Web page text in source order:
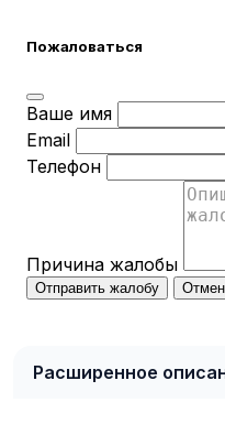
Пожаловаться
Ваше имя
Email
Телефон
Причина жалобы
Отправить жалобу
Расширенное